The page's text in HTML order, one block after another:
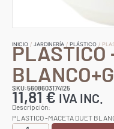
INICIO / JARDINERÍA / PLÁSTICO /
PLASTICO
SKU:5608603174125
11,81€ IVA INC.
Descripción:
PLASTICO -MACETA DUET